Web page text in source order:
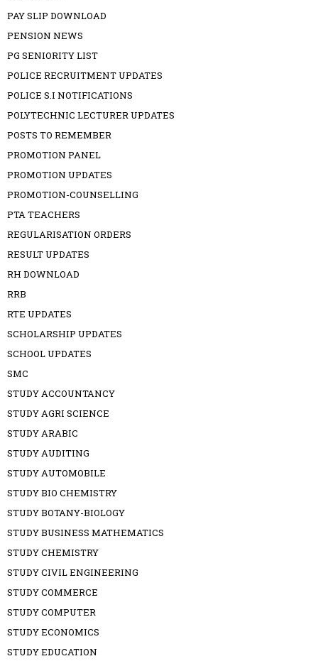
PAY SLIP DOWNLOAD
PENSION NEWS
PG SENIORITY LIST
POLICE RECRUITMENT UPDATES
POLICE S.I NOTIFICATIONS
POLYTECHNIC LECTURER UPDATES
POSTS TO REMEMBER
PROMOTION PANEL
PROMOTION UPDATES
PROMOTION-COUNSELLING
PTA TEACHERS
REGULARISATION ORDERS
RESULT UPDATES
RH DOWNLOAD
RRB
RTE UPDATES
SCHOLARSHIP UPDATES
SCHOOL UPDATES
SMC
STUDY ACCOUNTANCY
STUDY AGRI SCIENCE
STUDY ARABIC
STUDY AUDITING
STUDY AUTOMOBILE
STUDY BIO CHEMISTRY
STUDY BOTANY-BIOLOGY
STUDY BUSINESS MATHEMATICS
STUDY CHEMISTRY
STUDY CIVIL ENGINEERING
STUDY COMMERCE
STUDY COMPUTER
STUDY ECONOMICS
STUDY EDUCATION